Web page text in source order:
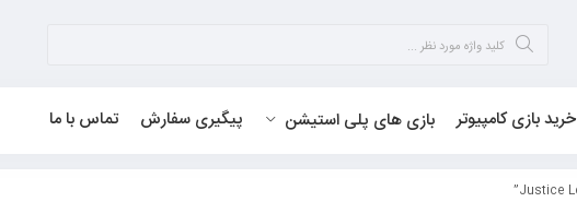
خرید بازی کامپیوتر بازی های پلی استیشن پیگیری سفارش تماس با ما